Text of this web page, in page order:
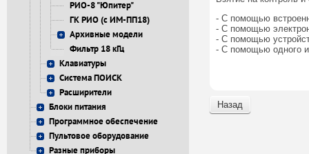
- C помощью
- С помощью
- С помощью
- С помощью одного
Назад
РИО-8 "Юпитер"
ГК РИО (с ИМ-ПП18)
Архивные модели
Фильтр 18 кГц
Клавиатуры
Система ПОИСК
Расширители
Блоки питания
Программное обеспечение
Пультовое оборудование
Разные приборы